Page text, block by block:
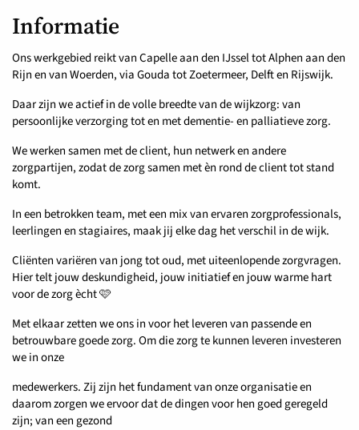
Informatie
Ons werkgebied reikt van Capelle aan den IJssel tot Alphen aan den
Rijn en van Woerden, via Gouda tot Zoetermeer, Delft en Rijswijk.
Daar zijn we actief in de volle breedte van de wijkzorg: van
persoonlijke verzorging tot en met dementie- en palliatieve zorg.
We werken samen met de client, hun netwerk en andere
zorgpartijen, zodat de zorg samen met èn rond de client tot stand
komt.
In een betrokken team, met een mix van ervaren zorgprofessionals,
leerlingen en stagiaires, maak jij elke dag het verschil in de wijk.
Cliënten variëren van jong tot oud, met uiteenlopende zorgvragen.
Hier telt jouw deskundigheid, jouw initiatief en jouw warme hart
voor de zorg ècht 🩷
Met elkaar zetten we ons in voor het leveren van passende en
betrouwbare goede zorg. Om die zorg te kunnen leveren investeren
we in onze
medewerkers. Zij zijn het fundament van onze organisatie en
daarom zorgen we ervoor dat de dingen voor hen goed geregeld
zijn; van een gezond